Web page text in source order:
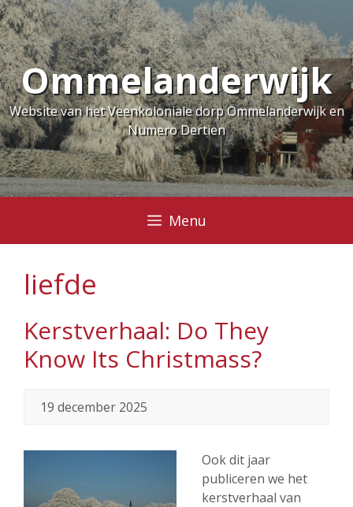
Ga
naar
de
inhoudOmmelanderwijk
Website van het Veenkoloniale dorp Ommelanderwijk en
Numero Dertien
Menu
liefde
Kerstverhaal: Do They
Know Its Christmass?
19 december 2025
Ook dit jaar
publiceren we het
kerstverhaal van